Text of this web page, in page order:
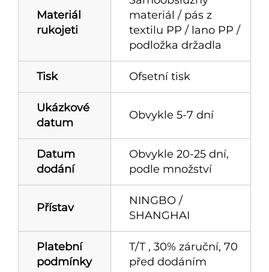
Materiál
rukojeti
materiál / pás z
textilu PP / lano PP /
podložka držadla
Tisk Ofsetní tisk
Ukázkové
datum
Obvykle 5-7 dní
Datum
dodání
Obvykle 20-25 dní,
podle množství
Přístav
NINGBO /
SHANGHAI
Platební
podmínky
T/T , 30% záruční, 70
před dodáním